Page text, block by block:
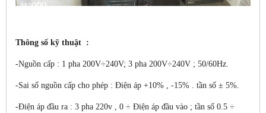
Thông số kỹ thuật :
-Nguồn cấp : 1 pha 200V÷240V; 3 pha 200V÷240V ; 50/60Hz.
-Sai số nguồn cấp cho phép : Điện áp +10% , -15% . tần số ± 5%.
-Điện áp đầu ra : 3 pha 220v , 0 ÷ Điện áp đầu vào ; tần số 0.5 ÷